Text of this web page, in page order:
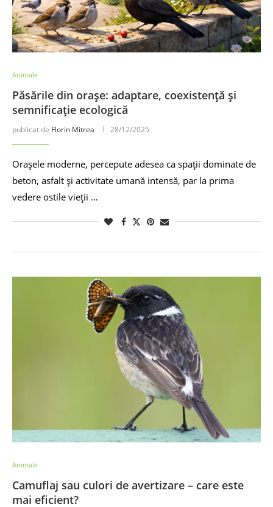
Animale
Păsările din orașe: adaptare, coexistență și
semnificație ecologică
publicat de Florin Mitrea 28/12/2025
Orașele moderne, percepute adesea ca spații dominate de
beton, asfalt și activitate umană intensă, par la prima
vedere ostile vieții …
Animale
Camuflaj sau culori de avertizare – care este
mai eficient?